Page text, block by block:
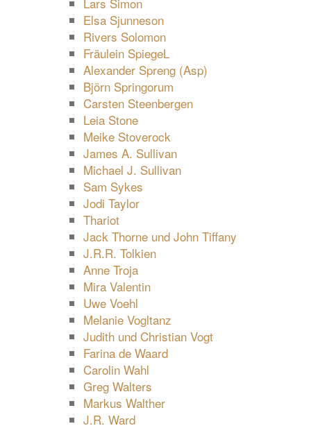
Elsa Sjunneson
Rivers Solomon
Fräulein SpiegeL
Alexander Spreng (Asp)
Björn Springorum
Carsten Steenbergen
Leia Stone
Meike Stoverock
James A. Sullivan
Michael J. Sullivan
Sam Sykes
Jodi Taylor
Thariot
Jack Thorne und John Tiffany
J.R.R. Tolkien
Anne Troja
Mira Valentin
Uwe Voehl
Melanie Vogltanz
Judith und Christian Vogt
Farina de Waard
Carolin Wahl
Greg Walters
Markus Walther
J.R. Ward